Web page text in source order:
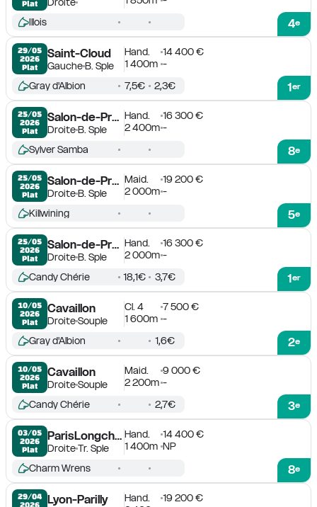
Plat
4e
Illois
29/05
2026
Plat
Saint-Cloud
GaucheB. Sple
Hand.
14 400 €
1 400m -
1er
Gray d'Albion 7,5€ 2,3€
25/05
2026
Plat
Salon-de-Provence
DroiteB. Sple
Hand.
16 300 €
2 400m -
8e
Sylver Samba
25/05
2026
Plat
Salon-de-Provence
DroiteB. Sple
Maid.
19 200 €
2 000m -
5e
Killwining
25/05
2026
Plat
Salon-de-Provence
DroiteB. Sple
Hand.
16 300 €
2 000m -
1er
Candy Chérie 18,1€ 3,7€
10/05
2026
Plat
Cavaillon
DroiteSouple
Cl. 4
7 500 €
1 600m -
2e
Gray d'Albion 1,6€
10/05
2026
Plat
Cavaillon
DroiteSouple
Maid.
9 000 €
2 200m -
3e
Candy Chérie 2,7€
03/05
2026
Plat
ParisLongchamp
DroiteTr. Sple
Hand.
14 400 €
1 400m NP
8e
Charm Wrens
29/04
2026
Lyon-Parilly Hand.
19 200 €